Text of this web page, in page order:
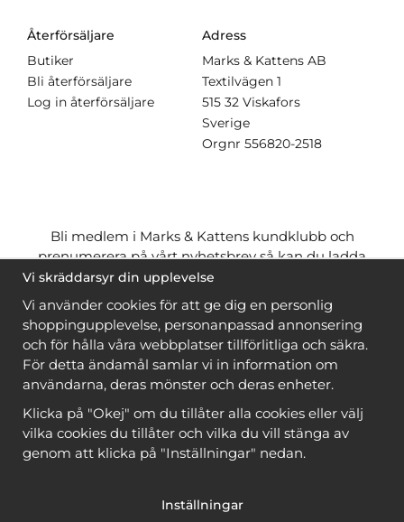
Återförsäljare
Butiker
Bli återförsäljare
Log in återförsäljare
Adress
Marks & Kattens AB
Textilvägen 1
515 32 Viskafors
Sverige
Orgnr 556820-2518
Bli medlem i Marks & Kattens kundklubb och
prenumerera på vårt nyhetsbrev så kan du ladda
ner många mönstergratisoch få många
när du handlar garn till mönstret. Du ser vilka som
ärgratis när du ärinloggad.
Bli medlem
Copyright © 2026, Marks & Kattens AB
Vi skräddarsyr din upplevelse
Vi använder cookies för att ge dig en personlig
shoppingupplevelse, personanpassad annonsering
och för hålla våra webbplatser tillförlitliga och säkra.
För detta ändamål samlar vi in information om
användarna, deras mönster och deras enheter.
Klicka på "Okej" om du tillåter alla cookies eller välj
vilka cookies du tillåter och vilka du vill stänga av
genom att klicka på "Inställningar" nedan.
Inställningar